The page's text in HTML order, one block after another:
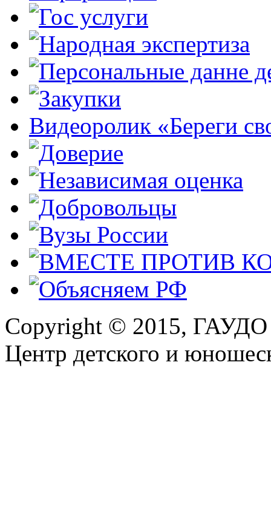
Видеоролик «Береги
Copyright © 2015, ГАУДО
Центр детского и